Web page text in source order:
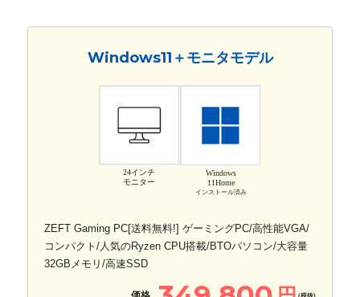
Windows11＋モニタモデル
24インチ
モニター
Windows
11Home
インストール済み
ZEFT Gaming PC[送料無料!] ゲーミングPC/高性能VGA/
コンパクト/人気のRyzen CPU搭載/BTOパソコン/大容量
32GBメモリ/高速SSD